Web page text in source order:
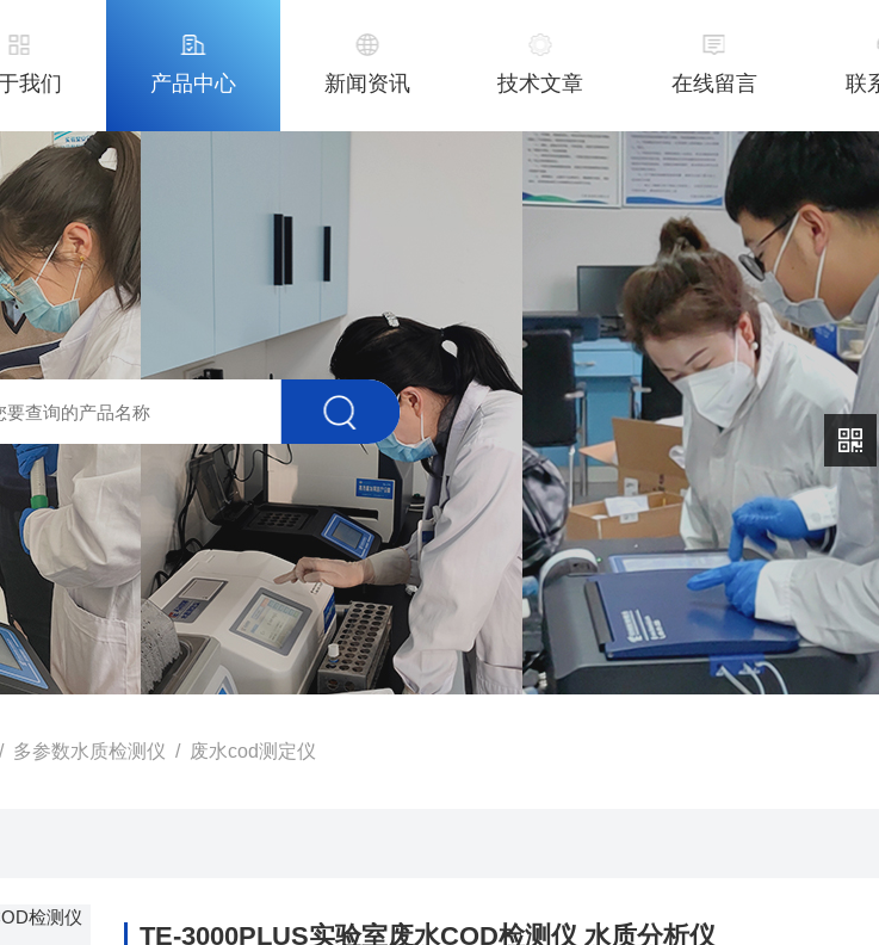
我们 产品中心 新闻资讯 技术文章 在线留言 联
/ 多参数水质检测仪 / 废水cod测定仪
TE-3000PLUS实验室废水COD检测仪 水质分析仪